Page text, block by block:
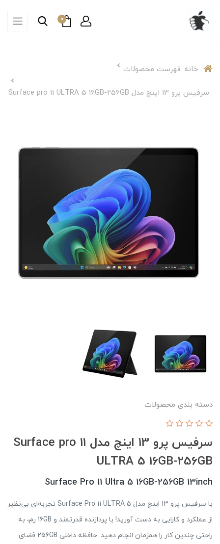
0
خانه فهرست محصولات
سرفیس پرو 13 اینچ مدل Surface pro 11 ULTRA 5 16GB-256GB
دسته بندی محصولات
سرفیس پرو 13 اینچ مدل Surface pro 11
ULTRA 5 16GB-256GB
Surface Pro 11 Ultra 5 16GB-256GB 13inch
با سرفیس پرو 13 اینچ مدل Surface Pro 11 ULTRA 5 تجربه‌ای بی‌نظیر
از عملکرد و کارایی به دست آورید! با پردازنده قدرتمند و 16GB رم، به
راحتی چندین کار را همزمان انجام دهید. حافظه داخلی 256GB فضای